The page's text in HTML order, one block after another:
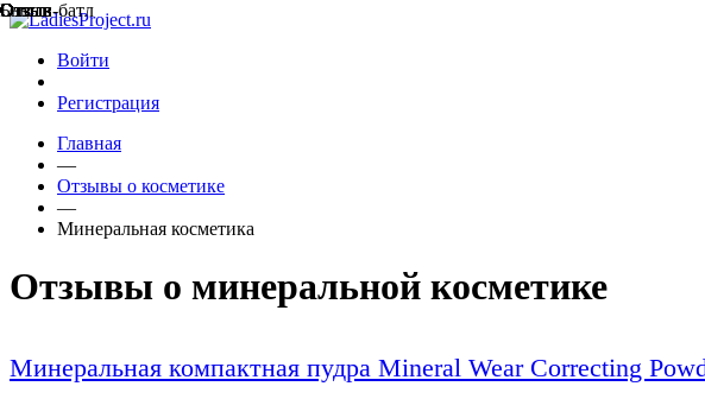
Войти
Регистрация
Главная
—
Отзывы о косметике
—
Минеральная косметика
Отзывы о минеральной косметике
Отзыв
Минеральная компактная пудра Mineral Wear Correcting
Отзыв
Отзыв
Отзыв
Отзыв
Бьюти-батл
Отзыв
Отзыв
Отзыв
Отзыв
Отзыв
Отзыв
Отзыв
Отзыв
Отзыв
Отзыв
Отзыв
Отзыв
Отзыв
Отзыв